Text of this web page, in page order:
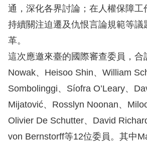
隱
私
權
保
護
政
策
政
通，深化各界討論；在人權保障工
持續關注迫遷及仇恨言論規範等議
革。
這次應邀來臺的國際審查委員，合
Nowak、Heisoo Shin、William
Sombolinggi、Síofra O’Leary、
Mijatović、Rosslyn Noonan、
Olivier De Schutter、David
von Bernstorff等12位委員。其中